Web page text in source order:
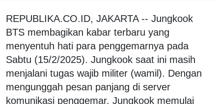
REPUBLIKA.CO.ID, JAKARTA -- Jungkook
BTS membagikan kabar terbaru yang
menyentuh hati para penggemarnya pada
Sabtu (15/2/2025). Jungkook saat ini masih
menjalani tugas wajib militer (wamil). Dengan
mengunggah pesan panjang di server
komunikasi penggemar, Jungkook memulai